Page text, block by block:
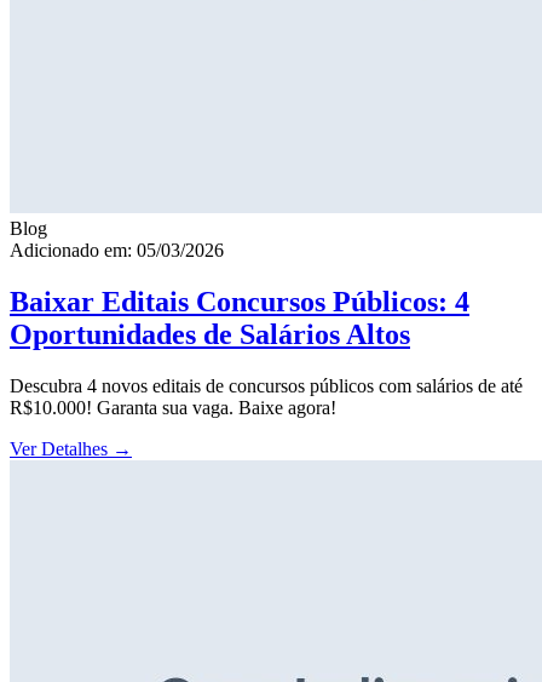
Blog
Adicionado em: 05/03/2026
Baixar Editais Concursos Públicos: 4
Oportunidades de Salários Altos
Descubra 4 novos editais de concursos públicos com salários de até
R$10.000! Garanta sua vaga. Baixe agora!
Ver Detalhes →